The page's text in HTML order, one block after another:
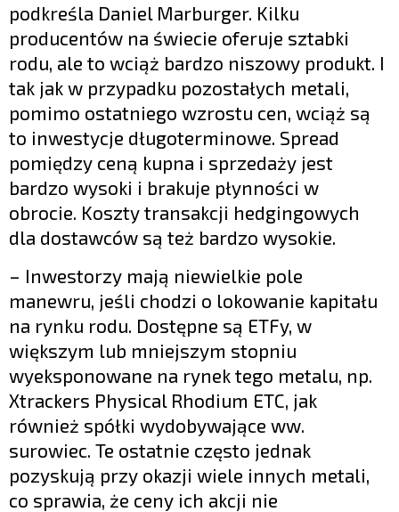
podkreśla Daniel Marburger. Kilku
producentów na świecie oferuje sztabki
rodu, ale to wciąż bardzo niszowy produkt. I
tak jak w przypadku pozostałych metali,
pomimo ostatniego wzrostu cen, wciąż są
to inwestycje długoterminowe. Spread
pomiędzy ceną kupna i sprzedaży jest
bardzo wysoki i brakuje płynności w
obrocie. Koszty transakcji hedgingowych
dla dostawców są też bardzo wysokie.
– Inwestorzy mają niewielkie pole
manewru, jeśli chodzi o lokowanie kapitału
na rynku rodu. Dostępne są ETFy, w
większym lub mniejszym stopniu
wyeksponowane na rynek tego metalu, np.
Xtrackers Physical Rhodium ETC, jak
również spółki wydobywające ww.
surowiec. Te ostatnie często jednak
pozyskują przy okazji wiele innych metali,
co sprawia, że ceny ich akcji nie